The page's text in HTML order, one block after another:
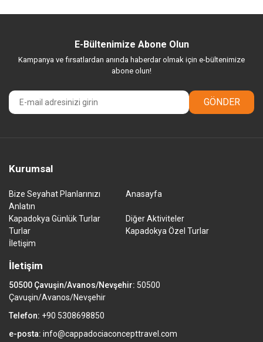
E-Bültenimize Abone Olun
Kampanya ve fırsatlardan anında haberdar olmak için e-bültenimize
abone olun!
GÖNDER
Kurumsal
Bize Seyahat Planlarınızı
Anlatın
Anasayfa
Kapadokya Günlük Turlar
Diğer Aktiviteler
Turlar
Kapadokya Özel Turlar
İletişim
İletişim
50500 Çavuşin/Avanos/Nevşehir: 50500
Çavuşin/Avanos/Nevşehir
Telefon: +90 5308698850
e-posta: info@cappadociaconcepttravel.com